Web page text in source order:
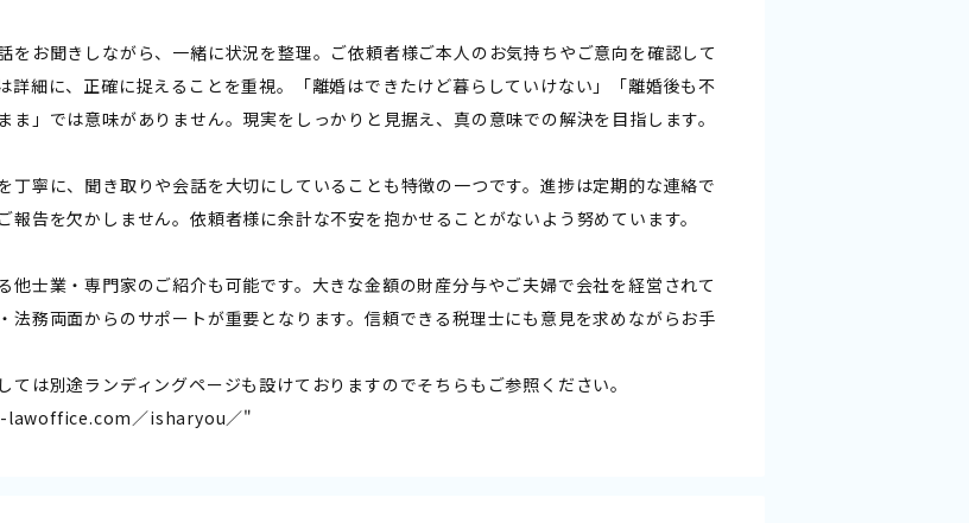
をお聞きしながら、一緒に状況を整理。ご依頼者様ご本人のお気持ちやご意向を確認して
詳細に、正確に捉えることを重視。「離婚はできたけど暮らしていけない」「離婚後も不
ま」では意味がありません。現実をしっかりと見据え、真の意味での解決を目指します。
丁寧に、聞き取りや会話を大切にしていることも特徴の一つです。進捗は定期的な連絡で
報告を欠かしません。依頼者様に余計な不安を抱かせることがないよう努めています。
他士業・専門家のご紹介も可能です。大きな金額の財産分与やご夫婦で会社を経営されて
法務両面からのサポートが重要となります。信頼できる税理士にも意見を求めながらお手
ては別途ランディングページも設けておりますのでそちらもご参照ください。
lawoffice.com／isharyou／"